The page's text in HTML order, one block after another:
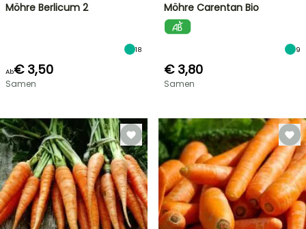
Möhre Berlicum 2
18
Ab€ 3,50
Samen
Möhre Carentan Bio
9
€ 3,80
Samen